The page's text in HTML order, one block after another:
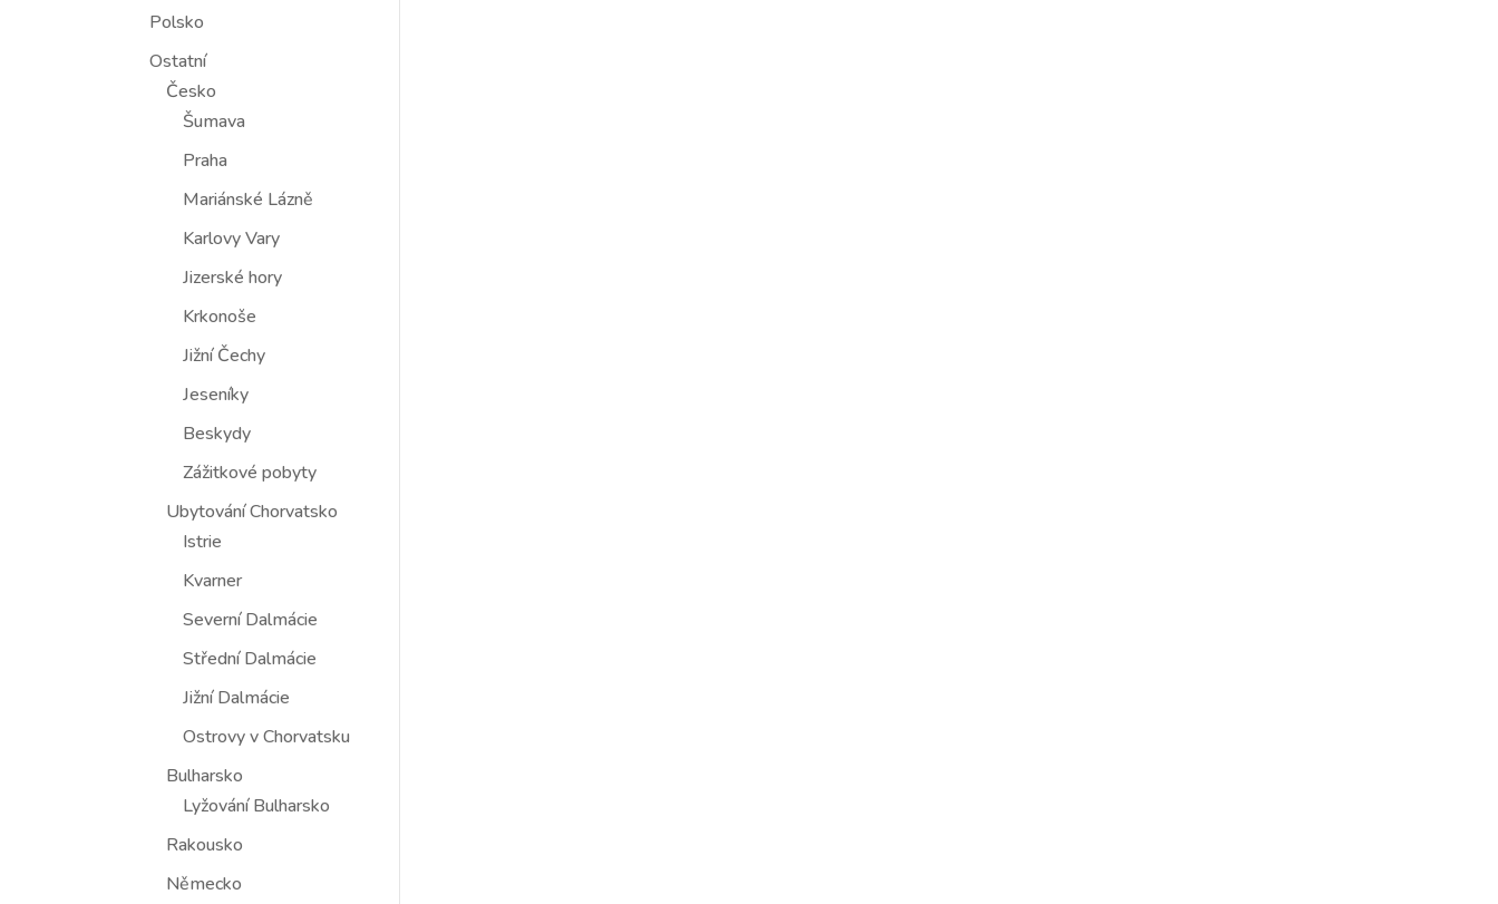
Polsko
Ostatní
Česko
Šumava
Praha
Mariánské Lázně
Karlovy Vary
Jizerské hory
Krkonoše
Jižní Čechy
Jeseníky
Beskydy
Zážitkové pobyty
Ubytování Chorvatsko
Istrie
Kvarner
Severní Dalmácie
Střední Dalmácie
Jižní Dalmácie
Ostrovy v Chorvatsku
Bulharsko
Lyžování Bulharsko
Rakousko
Německo